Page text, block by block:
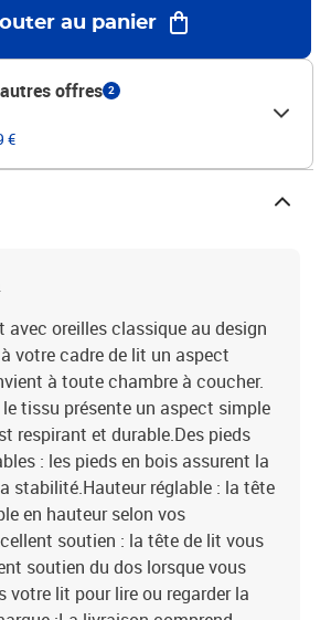
128 cm (l x P x H)La livraison contient :1 x
au panier
offres 2
€
avec oreilles classique au design
votre cadre de lit un aspect
à toute chambre à coucher.
tissu présente un aspect simple
respirant et durable.Des pieds
: les pieds en bois assurent la
stabilité.Hauteur réglable : la tête
en hauteur selon vos
soutien : la tête de lit vous
soutien du dos lorsque vous
votre lit pour lire ou regarder la